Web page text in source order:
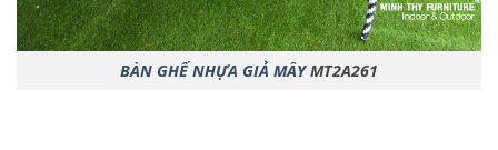
BÀN GHẾ NHỰA GIẢ MÂYMT2A261